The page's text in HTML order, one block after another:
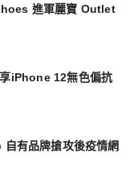
進軍麗寶 Outlet
iPhone 12無色偏抗
有品牌搶攻後疫情網